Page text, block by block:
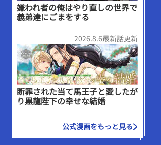
嫌われ者の俺はやり直しの世界で
義弟達にごまをする
2026.8.6最新話更新
断罪された当て馬王子と愛したが
り黒龍陛下の幸せな結婚
公式漫画をもっと見る